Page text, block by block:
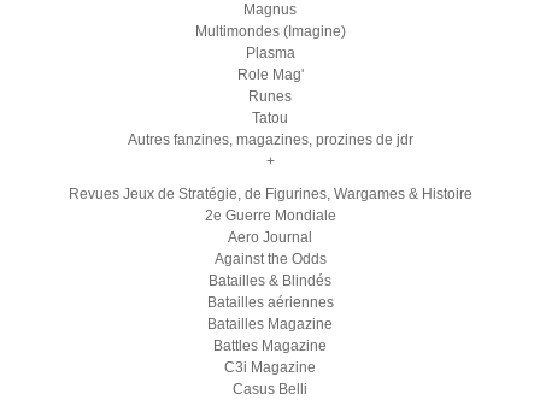
Magnus
Multimondes (Imagine)
Plasma
Role Mag'
Runes
Tatou
Autres fanzines, magazines, prozines de jdr
+
Revues Jeux de Stratégie, de Figurines, Wargames & Histoire
2e Guerre Mondiale
Aero Journal
Against the Odds
Batailles & Blindés
Batailles aériennes
Batailles Magazine
Battles Magazine
C3i Magazine
Casus Belli